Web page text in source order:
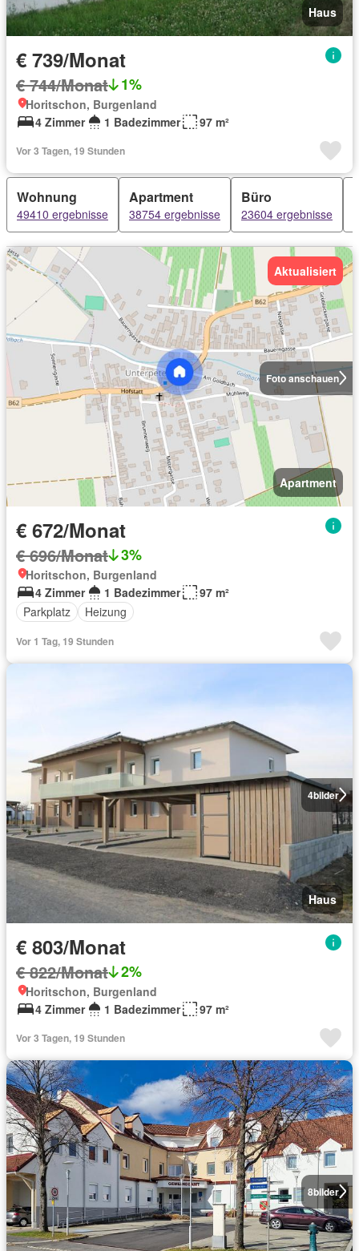
Haus
€ 739/Monat
€ 744/Monat 1%
Horitschon, Burgenland
4 Zimmer
1 Badezimmer 97 m²
Vor 3 Tagen, 19 Stunden
Wohnung
49410 ergebnisse
Apartment
38754 ergebnisse
Büro
23604 ergebnisse
Foto anschauen
Aktualisiert
Apartment
€ 672/Monat
€ 696/Monat 3%
Horitschon, Burgenland
4 Zimmer
1 Badezimmer
97 m²
Parkplatz
Heizung
Vor 1 Tag, 19 Stunden
4bilder
Haus
€ 803/Monat
€ 822/Monat 2%
Horitschon, Burgenland
4 Zimmer
1 Badezimmer 97 m²
Vor 3 Tagen, 19 Stunden
8bilder